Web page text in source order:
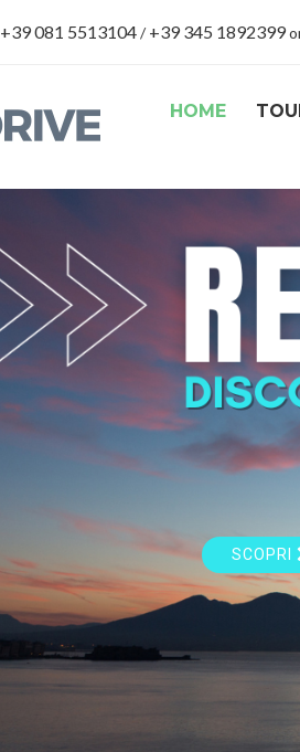
+39 081 5513104/+39 345 1892399
HOME
SCOPRI